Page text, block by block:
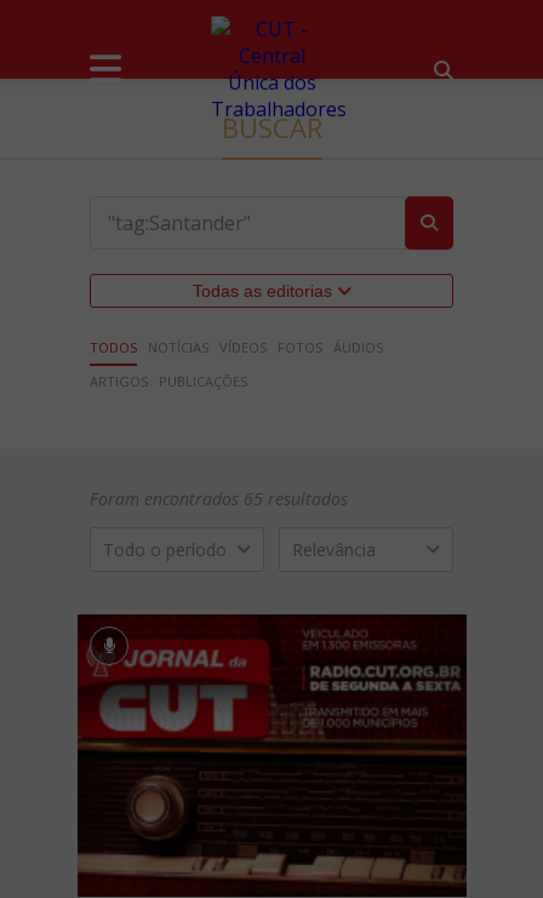
BUSCAR
Todas as editorias
TODOS NOTÍCIAS VÍDEOS FOTOS ÁUDIOS
ARTIGOS
PUBLICAÇÕES
Foram encontrados 65 resultados
Todo o período Relevância